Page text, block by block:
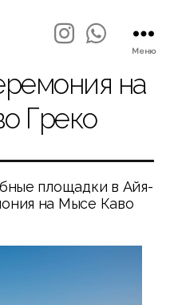
Меню
на
Греко
площадки в Айя-
на Мысе Каво